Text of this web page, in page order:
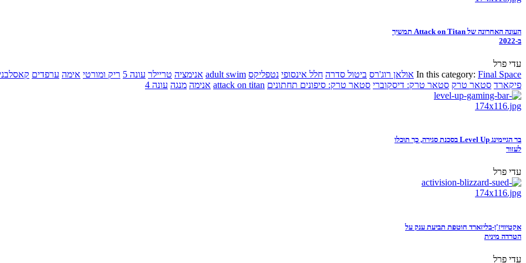
העונה האחרונה של Attack on Titan תמשיך
ב-2022
עדי פרל
In this category: Final Space אולאן רוג'רס ביטול סדרה חלל אינסופי נטפליקס adult swim אנימציה טריילר עונה 5 ריק ומורטי אימה ערפדים
פיקארד סטאר טרק סטאר טרק: דיסקוברי סטאר טרק: סיפונים תחתונים attack on titan אנימה מנגה עונה 4
בר הגיימינג Level Up בסכנת סגירה, כך תוכלו
לעזור
עדי פרל
אקטיוויז'ן-בליזארד חוטפת תביעת ענק על
הטרדה מינית
עדי פרל